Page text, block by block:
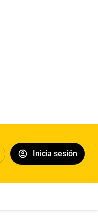
Inicia sesión